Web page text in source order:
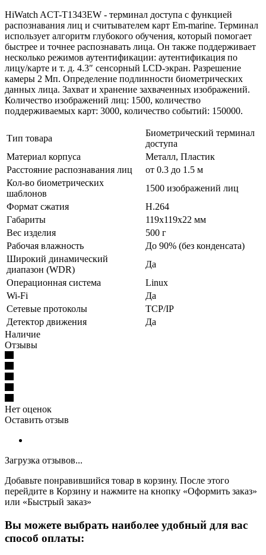
HiWatch ACT-T1343EW - терминал доступа с функцией
распознавания лиц и считывателем карт Em-marine. Терминал
использует алгоритм глубокого обучения, который помогает
быстрее и точнее распознавать лица. Он также поддерживает
несколько режимов аутентификации: аутентификация по
лицу/карте и т. д. 4.3″ сенсорный LCD-экран. Разрешение
камеры 2 Мп. Определение подлинности биометрических
данных лица. Захват и хранение захваченных изображений.
Количество изображений лиц: 1500, количество
поддерживаемых карт: 3000, количество событий: 150000.
Тип товара
Биометрический терминал
доступа
Материал корпуса
Металл, Пластик
Расстояние распознавания лиц
от 0.3 до 1.5 м
Кол-во биометрических
шаблонов
1500 изображений лиц
Формат сжатия
H.264
Габариты
119х119х22 мм
Вес изделия
500 г
Рабочая влажность
До 90% (без конденсата)
Широкий динамический
диапазон (WDR)
Да
Операционная система
Linux
Wi-Fi
Да
Сетевые протоколы
TCP/IP
Детектор движения
Да
Наличие
Отзывы
Нет оценок
Оставить отзыв
Загрузка отзывов...
Добавьте понравившийся товар в корзину. После этого
перейдите в Корзину и нажмите на кнопку «Оформить заказ»
или «Быстрый заказ»
Вы можете выбрать наиболее удобный для вас
способ оплаты: